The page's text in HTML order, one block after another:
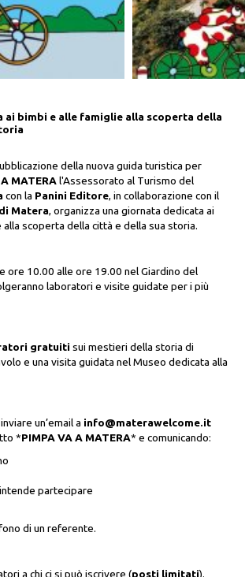
ai bimbi e alle famiglie alla scoperta della
della nuova guida turistica per
MATERAl'Assessorato al Turismo del
con la Panini Editore, in collaborazione con il
Matera, organizza una giornata dedicata ai
scoperta della città e della sua storia.
ore 10.00 alle ore 19.00 nel Giardino del
laboratori e visite guidate per i più
gratuiti sui mestieri della storia di
e una visita guidata nel Museo dedicata alla
un’email a info@materawelcome.it
*PIMPA VA A MATERA* e comunicando:
partecipare
di un referente.
a chi ci si può iscrivere (posti limitati).